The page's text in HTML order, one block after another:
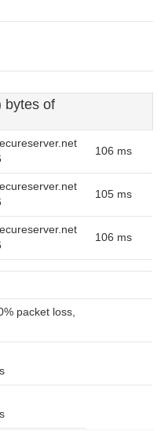
bytes of
106 ms
105 ms
106 ms
packet loss,